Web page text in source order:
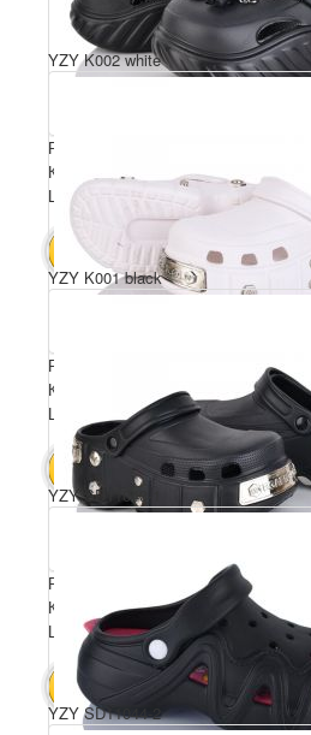
Розмірний ряд: 36-41
Комплектація ящика: 12
Ціна за пару: 350 грн.
В КОШИК 4200 грн.
YZY K002 white
Розмірний ряд: 36-41
Комплектація ящика: 12
Ціна за пару: 350 грн.
В КОШИК 4200 грн.
YZY K001 black
Розмірний ряд: 36-41
Комплектація ящика: 12
Ціна за пару: 350 грн.
В КОШИК 4200 грн.
YZY SD11043-1
YZY SD11044-2